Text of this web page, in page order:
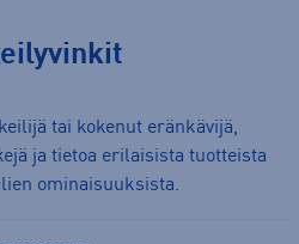
tai kokenut eränkävijä,
ja tietoa erilaisista tuotteista
ominaisuuksista.